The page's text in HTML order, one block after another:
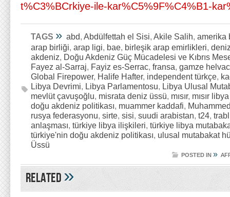
t%C3%BCrkiye-ile-kar%C5%9F%C4%B1-
TAGS » abd, Abdülfettah el Sisi, Akile Salih, amerika
arap birliği, arap ligi, bae, birleşik arap emirlikleri,
akdeniz, Doğu Akdeniz Güç Mücadelesi ve Kıbrıs
Fayez al-Sarraj, Fayiz es-Serrac, fransa, gamze
Global Firepower, Halife Hafter, independent türkçe,
Libya Devrimi, Libya Parlamentosu, Libya Ulusal
mevlüt çavuşoğlu, misrata deniz üssü, mısır, mısır
doğu akdeniz politikası, muammer kaddafi,
rusya federasyonu, sirte, sisi, suudi arabistan, t24,
anlaşması, türkiye libya ilişkileri, türkiye libya
türkiye'nin doğu akdeniz politikası, ulusal mutabakat
Üssü
POSTED IN »
Related»